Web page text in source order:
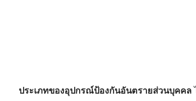
ประเภทของอุปกรณ์ป้องกันอันตรายส่วนบุคคล